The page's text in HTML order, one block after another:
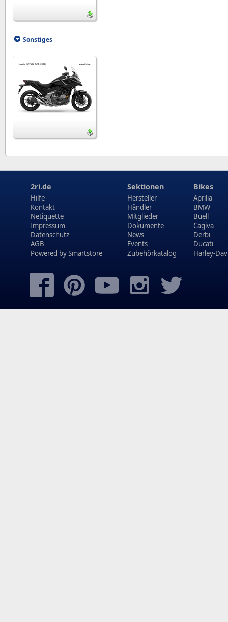
Sonstiges
2ri.de
Hilfe
Kontakt
Netiquette
Impressum
Datenschutz
AGB
Powered bySmartstore
Sektionen
Hersteller
Händler
Mitglieder
Dokumente
News
Events
Zubehörkatalog
Bikes
Aprilia
BMW
Buell
Cagiva
Derbi
Ducati
Harley-